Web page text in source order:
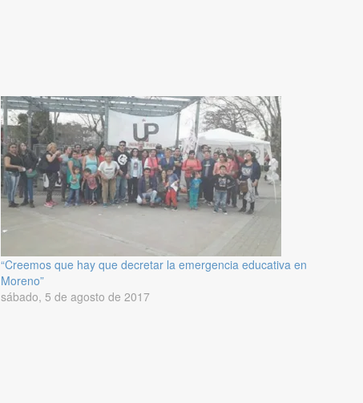
“Creemos que hay que decretar la emergencia educativa en
Moreno”
sábado, 5 de agosto de 2017